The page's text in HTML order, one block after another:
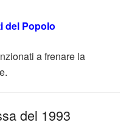
del Popolo
a frenare la
del 1993